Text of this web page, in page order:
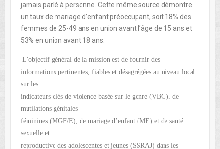
jamais parlé à personne. Cette même source démontre
un taux de mariage d’enfant préoccupant, soit 18% des
femmes de 25-49 ans en union avant l’âge de 15 ans et
53% en union avant 18 ans.
L’objectif général de la mission est de fournir des
informations pertinentes, fiables et désagrégées au niveau local
sur les
indicateurs clés de violence basée sur le genre (VBG), de
mutilations génitales
féminines (MGF/E), de mariage d’enfant (ME) et de santé
sexuelle et
reproductive des adolescentes et jeunes (SSRAJ) dans les